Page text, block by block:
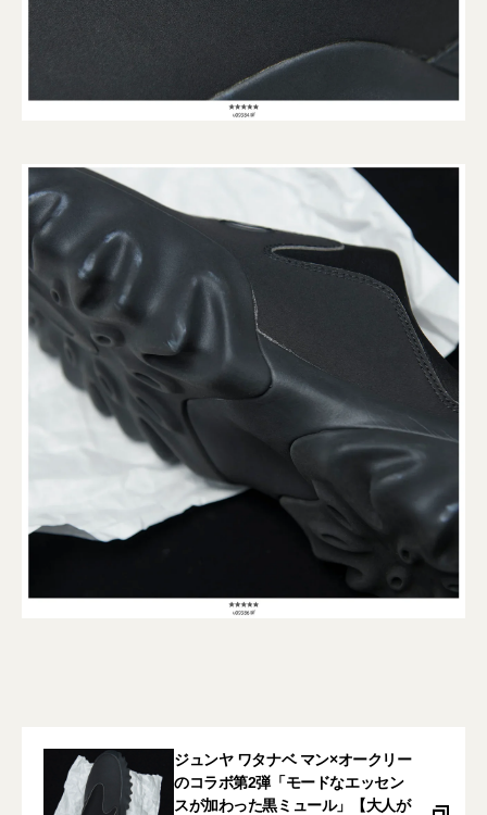
ジュンヤ ワタナベ マン×オークリー
のコラボ第2弾「モードなエッセン
スが加わった黒ミュール」【大人が